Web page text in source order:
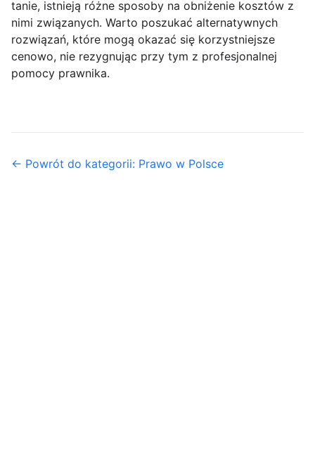
tanie, istnieją różne sposoby na obniżenie kosztów z
nimi związanych. Warto poszukać alternatywnych
rozwiązań, które mogą okazać się korzystniejsze
cenowo, nie rezygnując przy tym z profesjonalnej
pomocy prawnika.
← Powrót do kategorii: Prawo w Polsce